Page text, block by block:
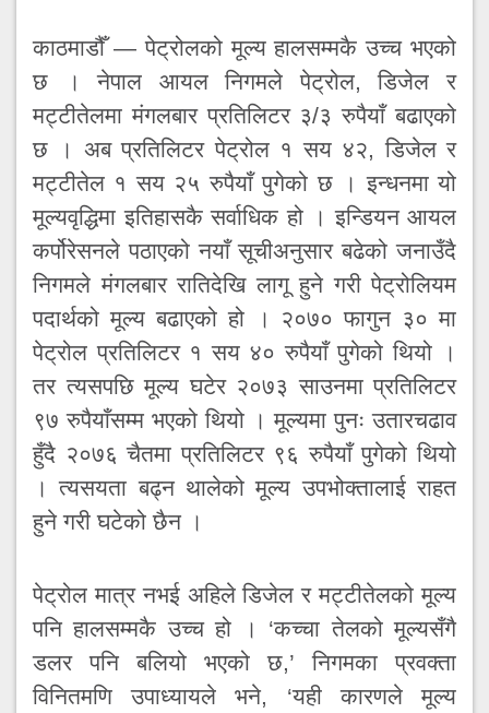
काठमाडौँ — पेट्रोलको मूल्य हालसम्मकै उच्च भएको
छ । नेपाल आयल निगमले पेट्रोल, डिजेल र
मट्टीतेलमा मंगलबार प्रतिलिटर ३/३ रुपैयाँ बढाएको
छ । अब प्रतिलिटर पेट्रोल १ सय ४२, डिजेल र
मट्टीतेल १ सय २५ रुपैयाँ पुगेको छ । इन्धनमा यो
मूल्यवृद्धिमा इतिहासकै सर्वाधिक हो । इन्डियन आयल
कर्पोरेसनले पठाएको नयाँ सूचीअनुसार बढेको जनाउँदै
निगमले मंगलबार रातिदेखि लागू हुने गरी पेट्रोलियम
पदार्थको मूल्य बढाएको हो । २०७० फागुन ३० मा
पेट्रोल प्रतिलिटर १ सय ४० रुपैयाँ पुगेको थियो ।
तर त्यसपछि मूल्य घटेर २०७३ साउनमा प्रतिलिटर
९७ रुपैयाँसम्म भएको थियो । मूल्यमा पुनः उतारचढाव
हुँदै २०७६ चैतमा प्रतिलिटर ९६ रुपैयाँ पुगेको थियो
। त्यसयता बढ्न थालेको मूल्य उपभोक्तालाई राहत
हुने गरी घटेको छैन ।
पेट्रोल मात्र नभई अहिले डिजेल र मट्टीतेलको मूल्य
पनि हालसम्मकै उच्च हो । ‘कच्चा तेलको मूल्यसँगै
डलर पनि बलियो भएको छ,’ निगमका प्रवक्ता
विनितमणि उपाध्यायले भने, ‘यही कारणले मूल्य